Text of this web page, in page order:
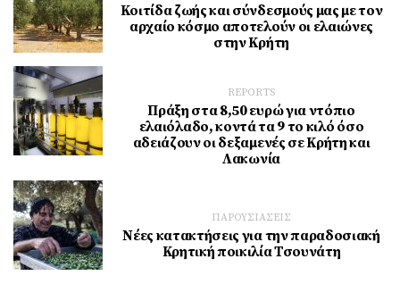
Κοιτίδα ζωής και σύνδεσμούς μας με τον
αρχαίο κόσμο αποτελούν οι ελαιώνες
στην Κρήτη
REPORTS
Πράξη στα 8,50 ευρώ για ντόπιο
ελαιόλαδο, κοντά τα 9 το κιλό όσο
αδειάζουν οι δεξαμενές σε Κρήτη και
Λακωνία
ΠΑΡΟΥΣΙΑΣΕΙΣ
Νέες κατακτήσεις για την παραδοσιακή
Κρητική ποικιλία Τσουνάτη